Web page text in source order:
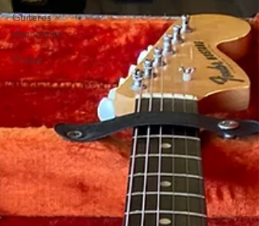
Guitares
disponibles
Presse